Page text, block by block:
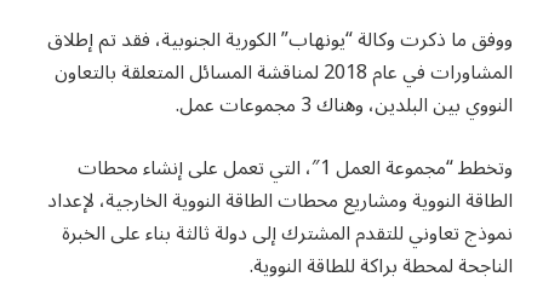
ووفق ما ذكرت وكالة “يونهاب” الكورية الجنوبية، فقد تم إطلاق
المشاورات في عام 2018 لمناقشة المسائل المتعلقة بالتعاون
النووي بين البلدين، وهناك 3 مجموعات عمل.
وتخطط “مجموعة العمل 1″، التي تعمل على إنشاء محطات
الطاقة النووية ومشاريع محطات الطاقة النووية الخارجية، لإعداد
نموذج تعاوني للتقدم المشترك إلى دولة ثالثة بناء على الخبرة
الناجحة لمحطة براكة للطاقة النووية.